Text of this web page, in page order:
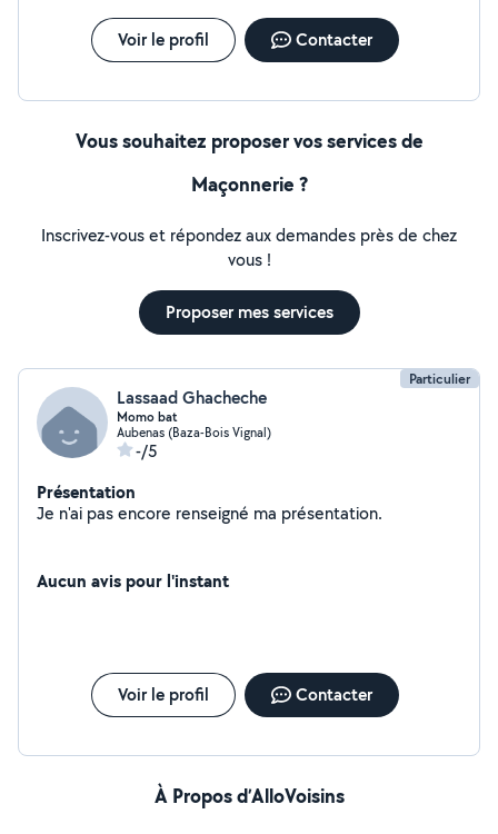
Voir le profil Contacter
Vous souhaitez proposer vos services de
Maçonnerie ?
Inscrivez-vous et répondez aux demandes près de chez
vous !
Proposer mes services
Particulier
Lassaad Ghacheche
Momo bat
Aubenas (Baza-Bois Vignal)
-/5
Présentation
Je n'ai pas encore renseigné ma présentation.
Aucun avis pour l'instant
Voir le profil Contacter
À Propos d’AlloVoisins